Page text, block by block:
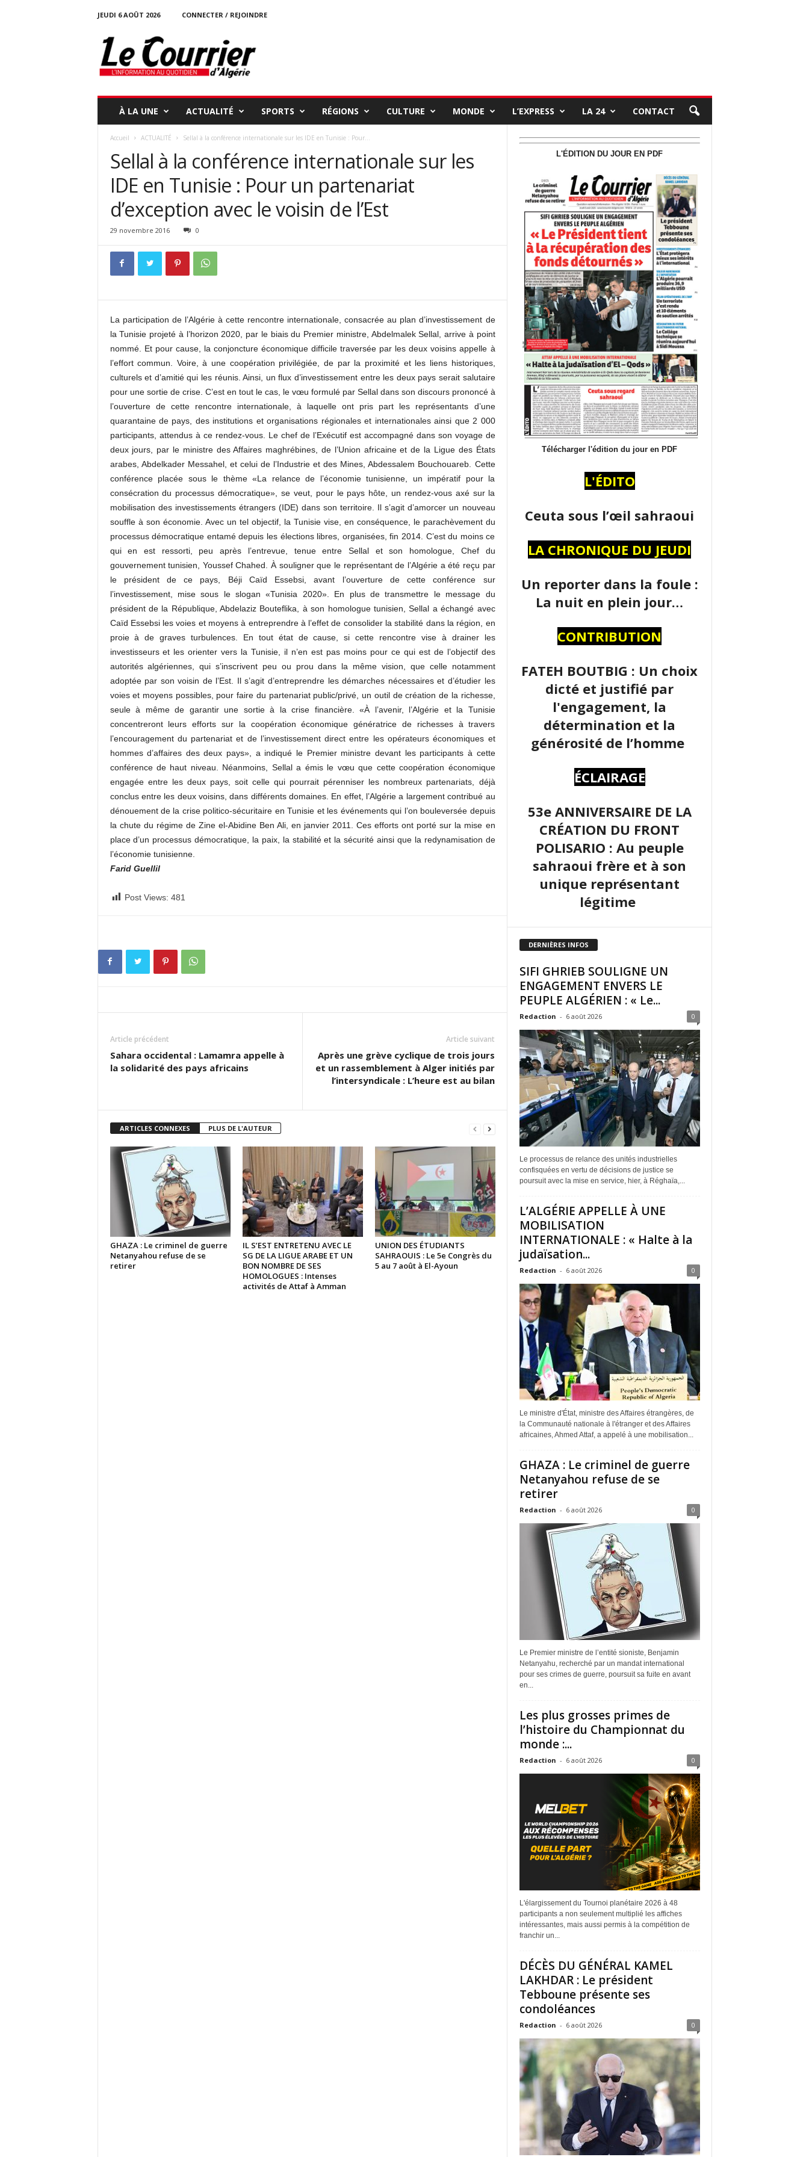
JEUDI 6 AOÛT 2026
CONNECTER / REJOINDRE
o
u
i
À LA UNE ACTUALITÉ SPORTS RÉGIONS CULTURE MONDE L’EXPRESS LA 24 CONTACT
Accueil ACTUALITÉ Sellal à la conférence internationale sur les IDE en Tunisie : Pour...
Sellal à la conférence internationale sur les
IDE en Tunisie : Pour un partenariat
d’exception avec le voisin de l’Est
29 novembre 2016 0
La participation de l’Algérie à cette rencontre internationale, consacrée au plan d’investissement de
la Tunisie projeté à l’horizon 2020, par le biais du Premier ministre, Abdelmalek Sellal, arrive à point
nommé. Et pour cause, la conjoncture économique difficile traversée par les deux voisins appelle à
l’effort commun. Voire, à une coopération privilégiée, de par la proximité et les liens historiques,
culturels et d’amitié qui les réunis. Ainsi, un flux d’investissement entre les deux pays serait salutaire
pour une sortie de crise. C’est en tout le cas, le vœu formulé par Sellal dans son discours prononcé à
l’ouverture de cette rencontre internationale, à laquelle ont pris part les représentants d’une
quarantaine de pays, des institutions et organisations régionales et internationales ainsi que 2 000
participants, attendus à ce rendez-vous. Le chef de l’Exécutif est accompagné dans son voyage de
deux jours, par le ministre des Affaires maghrébines, de l’Union africaine et de la Ligue des États
arabes, Abdelkader Messahel, et celui de l’Industrie et des Mines, Abdessalem Bouchouareb. Cette
conférence placée sous le thème «La relance de l’économie tunisienne, un impératif pour la
consécration du processus démocratique», se veut, pour le pays hôte, un rendez-vous axé sur la
mobilisation des investissements étrangers (IDE) dans son territoire. Il s’agit d’amorcer un nouveau
souffle à son économie. Avec un tel objectif, la Tunisie vise, en conséquence, le parachèvement du
processus démocratique entamé depuis les élections libres, organisées, fin 2014. C’est du moins ce
qui en est ressorti, peu après l’entrevue, tenue entre Sellal et son homologue, Chef du
gouvernement tunisien, Youssef Chahed. À souligner que le représentant de l’Algérie a été reçu par
le président de ce pays, Béji Caïd Essebsi, avant l’ouverture de cette conférence sur
l’investissement, mise sous le slogan «Tunisia 2020». En plus de transmettre le message du
président de la République, Abdelaziz Bouteflika, à son homologue tunisien, Sellal a échangé avec
Caïd Essebsi les voies et moyens à entreprendre à l’effet de consolider la stabilité dans la région, en
proie à de graves turbulences. En tout état de cause, si cette rencontre vise à drainer les
investisseurs et les orienter vers la Tunisie, il n’en est pas moins pour ce qui est de l’objectif des
autorités algériennes, qui s’inscrivent peu ou prou dans la même vision, que celle notamment
adoptée par son voisin de l’Est. Il s’agit d’entreprendre les démarches nécessaires et d’étudier les
voies et moyens possibles, pour faire du partenariat public/privé, un outil de création de la richesse,
seule à même de garantir une sortie à la crise financière. «À l’avenir, l’Algérie et la Tunisie
concentreront leurs efforts sur la coopération économique génératrice de richesses à travers
l’encouragement du partenariat et de l’investissement direct entre les opérateurs économiques et
hommes d’affaires des deux pays», a indiqué le Premier ministre devant les participants à cette
conférence de haut niveau. Néanmoins, Sellal a émis le vœu que cette coopération économique
engagée entre les deux pays, soit celle qui pourrait pérenniser les nombreux partenariats, déjà
conclus entre les deux voisins, dans différents domaines. En effet, l’Algérie a largement contribué au
dénouement de la crise politico-sécuritaire en Tunisie et les événements qui l’on bouleversée depuis
la chute du régime de Zine el-Abidine Ben Ali, en janvier 2011. Ces efforts ont porté sur la mise en
place d’un processus démocratique, la paix, la stabilité et la sécurité ainsi que la redynamisation de
l’économie tunisienne.
Farid Guellil
Post Views: 481
Article précédent
Sahara occidental : Lamamra appelle à
la solidarité des pays africains
Article suivant
Après une grève cyclique de trois jours
et un rassemblement à Alger initiés par
l’intersyndicale : L’heure est au bilan
ARTICLES CONNEXES PLUS DE L'AUTEUR
GHAZA : Le criminel de guerre
Netanyahou refuse de se
retirer
IL S’EST ENTRETENU AVEC LE
SG DE LA LIGUE ARABE ET UN
BON NOMBRE DE SES
HOMOLOGUES : Intenses
activités de Attaf à Amman
UNION DES ÉTUDIANTS
SAHRAOUIS : Le 5e Congrès du
5 au 7 août à El-Ayoun
L'ÉDITION DU JOUR EN PDF
Télécharger l'édition du jour en PDF
L'ÉDITO
Ceuta sous l’œil sahraoui
LA CHRONIQUE DU JEUDI
Un reporter dans la foule :
La nuit en plein jour…
CONTRIBUTION
FATEH BOUTBIG : Un choix
dicté et justifié par
l'engagement, la
détermination et la
générosité de l’homme
ÉCLAIRAGE
53e ANNIVERSAIRE DE LA
CRÉATION DU FRONT
POLISARIO : Au peuple
sahraoui frère et à son
unique représentant
légitime
DERNIÈRES INFOS
SIFI GHRIEB SOULIGNE UN
ENGAGEMENT ENVERS LE
PEUPLE ALGÉRIEN : « Le...
Redaction - 6 août 2026 0
Le processus de relance des unités industrielles
confisquées en vertu de décisions de justice se
poursuit avec la mise en service, hier, à Réghaïa,...
L’ALGÉRIE APPELLE À UNE
MOBILISATION
INTERNATIONALE : « Halte à la
judaïsation...
Redaction - 6 août 2026 0
Le ministre d'État, ministre des Affaires étrangères, de
la Communauté nationale à l'étranger et des Affaires
africaines, Ahmed Attaf, a appelé à une mobilisation...
GHAZA : Le criminel de guerre
Netanyahou refuse de se
retirer
Redaction - 6 août 2026 0
Le Premier ministre de l’entité sioniste, Benjamin
Netanyahu, recherché par un mandat international
pour ses crimes de guerre, poursuit sa fuite en avant
en...
Les plus grosses primes de
l’histoire du Championnat du
monde :...
Redaction - 6 août 2026 0
L'élargissement du Tournoi planétaire 2026 à 48
participants a non seulement multiplié les affiches
intéressantes, mais aussi permis à la compétition de
franchir un...
DÉCÈS DU GÉNÉRAL KAMEL
LAKHDAR : Le président
Tebboune présente ses
condoléances
Redaction - 6 août 2026 0